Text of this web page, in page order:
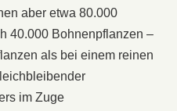
aber etwa 80.000
40.000 Bohnenpflanzen –
als bei einem reinen
im Zuge